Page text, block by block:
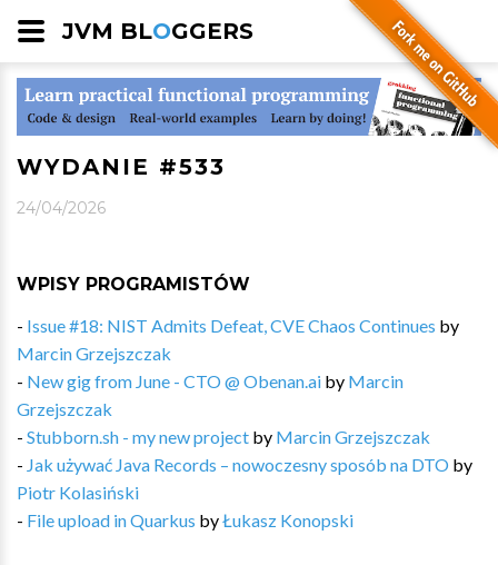
JVM BLOGGERS
WYDANIE #533
24/04/2026
WPISY PROGRAMISTÓW
- Issue #18: NIST Admits Defeat, CVE Chaos Continues by
Marcin Grzejszczak
- New gig from June - CTO @ Obenan.ai by Marcin
Grzejszczak
- Stubborn.sh - my new project by Marcin Grzejszczak
- Jak używać Java Records – nowoczesny sposób na DTO by
Piotr Kolasiński
- File upload in Quarkus byŁukasz Konopski